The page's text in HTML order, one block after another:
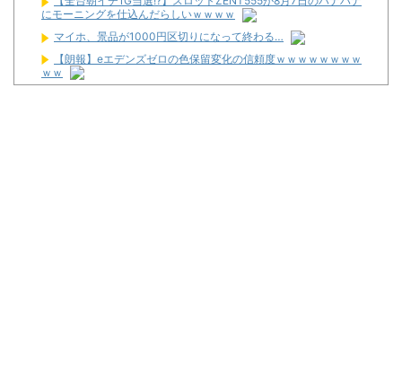
にモーニングを仕込んだらしいｗｗｗｗ
マイホ、景品が1000円区切りになって終わる…
【朗報】eエデンズゼロの色保留変化の信頼度ｗｗｗｗｗｗｗｗ
ｗｗ